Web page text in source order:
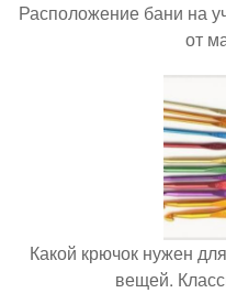
Расположение бани на
от
Какой крючок нужен
вещей.